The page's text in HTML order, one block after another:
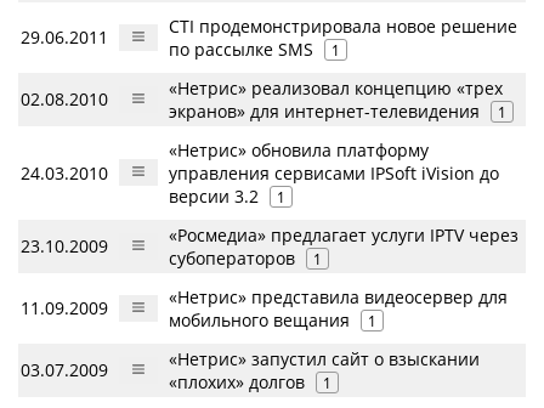
29.06.2011
CTI продемонстрировала новое решение
по рассылке SMS
1
02.08.2010
«Нетрис» реализовал концепцию «трех
экранов» для интернет-телевидения
1
24.03.2010
«Нетрис» обновила платформу
управления сервисами IPSoft iVision до
версии 3.2
1
23.10.2009
«Росмедиа» предлагает услуги IPTV через
субоператоров
1
11.09.2009
«Нетрис» представила видеосервер для
мобильного вещания
1
03.07.2009
«Нетрис» запустил сайт о взыскании
«плохих» долгов
1